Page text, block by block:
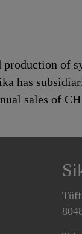
of
has
sales of